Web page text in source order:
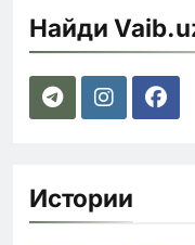
Найди
Истории